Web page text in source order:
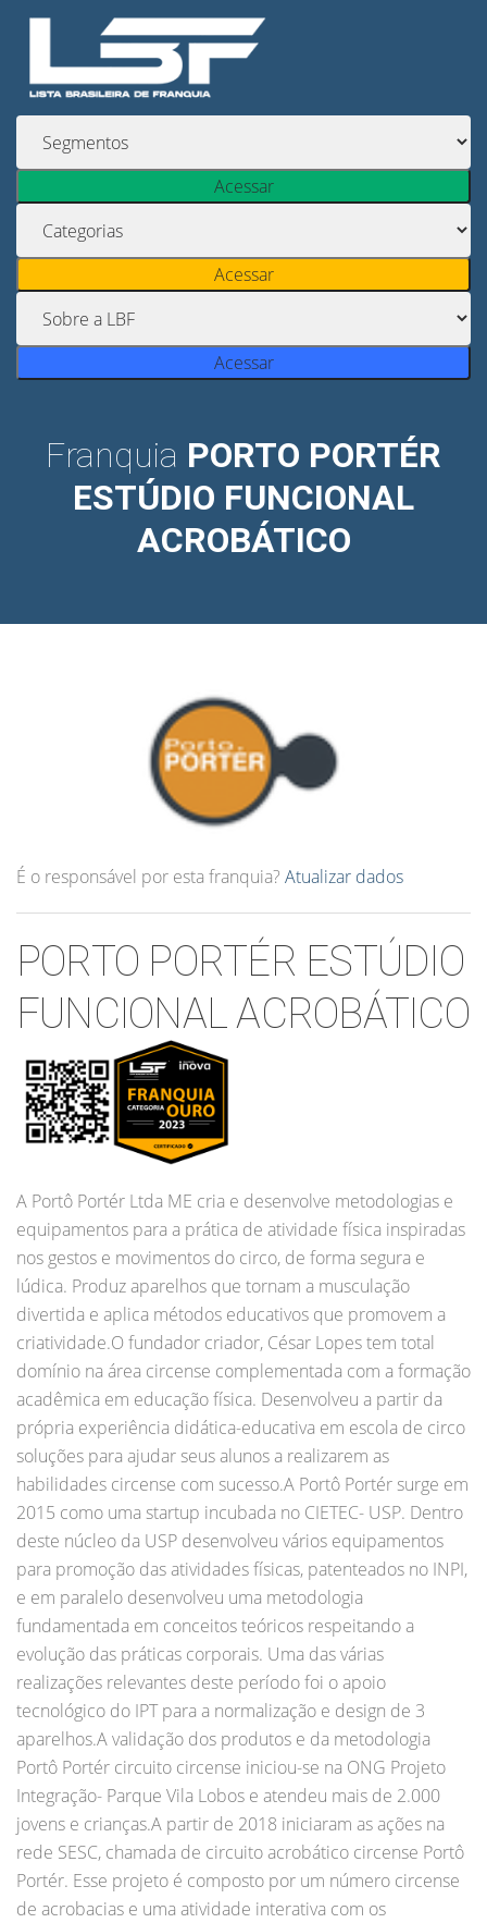
Acessar
Acessar
Acessar
Franquia PORTO PORTÉR
ESTÚDIO FUNCIONAL
ACROBÁTICO
É o responsável por esta franquia? Atualizar dados
PORTO PORTÉR ESTÚDIO
FUNCIONAL ACROBÁTICO
A Portô Portér Ltda ME cria e desenvolve metodologias e
equipamentos para a prática de atividade física inspiradas
nos gestos e movimentos do circo, de forma segura e
lúdica. Produz aparelhos que tornam a musculação
divertida e aplica métodos educativos que promovem a
criatividade.O fundador criador, César Lopes tem total
domínio na área circense complementada com a formação
acadêmica em educação física. Desenvolveu a partir da
própria experiência didática-educativa em escola de circo
soluções para ajudar seus alunos a realizarem as
habilidades circense com sucesso.A Portô Portér surge em
2015 como uma startup incubada no CIETEC- USP. Dentro
deste núcleo da USP desenvolveu vários equipamentos
para promoção das atividades físicas, patenteados no INPI,
e em paralelo desenvolveu uma metodologia
fundamentada em conceitos teóricos respeitando a
evolução das práticas corporais. Uma das várias
realizações relevantes deste período foi o apoio
tecnológico do IPT para a normalização e design de 3
aparelhos.A validação dos produtos e da metodologia
Portô Portér circuito circense iniciou-se na ONG Projeto
Integração- Parque Vila Lobos e atendeu mais de 2.000
jovens e crianças.A partir de 2018 iniciaram as ações na
rede SESC, chamada de circuito acrobático circense Portô
Portér. Esse projeto é composto por um número circense
de acrobacias e uma atividade interativa com os